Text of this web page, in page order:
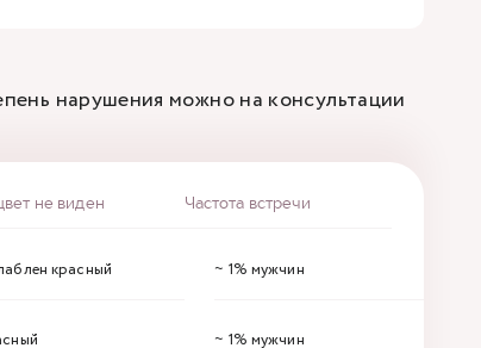
нарушения можно на консультации
не виден Частота встречи
красный ~ 1% мужчин
~ 1% мужчин